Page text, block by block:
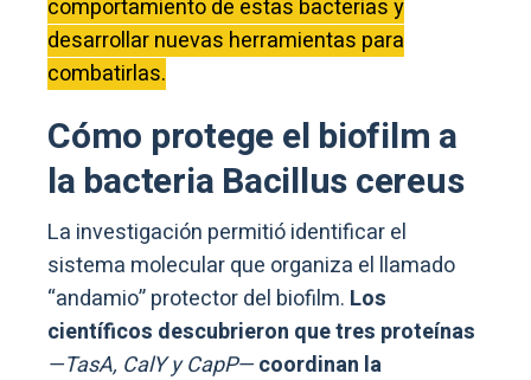
comportamiento de estas bacterias y
desarrollar nuevas herramientas para
combatirlas.
Cómo protege el biofilm a
la bacteria Bacillus cereus
La investigación permitió identificar el
sistema molecular que organiza el llamado
“andamio” protector del biofilm. Los
científicos descubrieron que tres proteínas
—TasA, CalY y CapP—coordinan la